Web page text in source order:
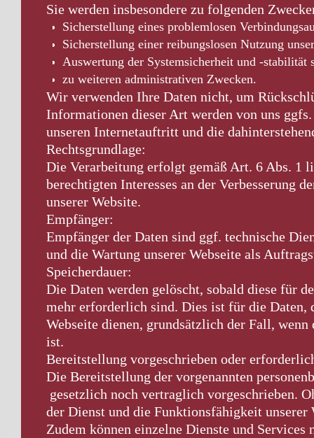
Sie werden insbesondere zu folgenden
Sicherstellung eines problemlosen
Sicherstellung einer reibungslosen Nutzung
Auswertung der Systemsicherheit und -stabilität
zu weiteren administrativen Zwecken.
Wir verwenden Ihre Daten nicht, um
Informationen dieser Art werden von uns
unseren Internetauftritt und die
Rechtsgrundlage:
Die Verarbeitung erfolgt gemäß Art. 6 Abs. 1
berechtigten Interesses an der Verbesserung
unserer Website.
Empfänger:
Empfänger der Daten sind ggf. technische
und die Wartung unserer Webseite als
Speicherdauer:
Die Daten werden gelöscht, sobald diese für
mehr erforderlich sind. Dies ist für die
Webseite dienen, grundsätzlich der Fall,
ist.
Bereitstellung vorgeschrieben oder
Die Bereitstellung der vorgenannten
gesetzlich noch vertraglich vorgeschrieben.
der Dienst und die Funktionsfähigkeit
Zudem können einzelne Dienste und